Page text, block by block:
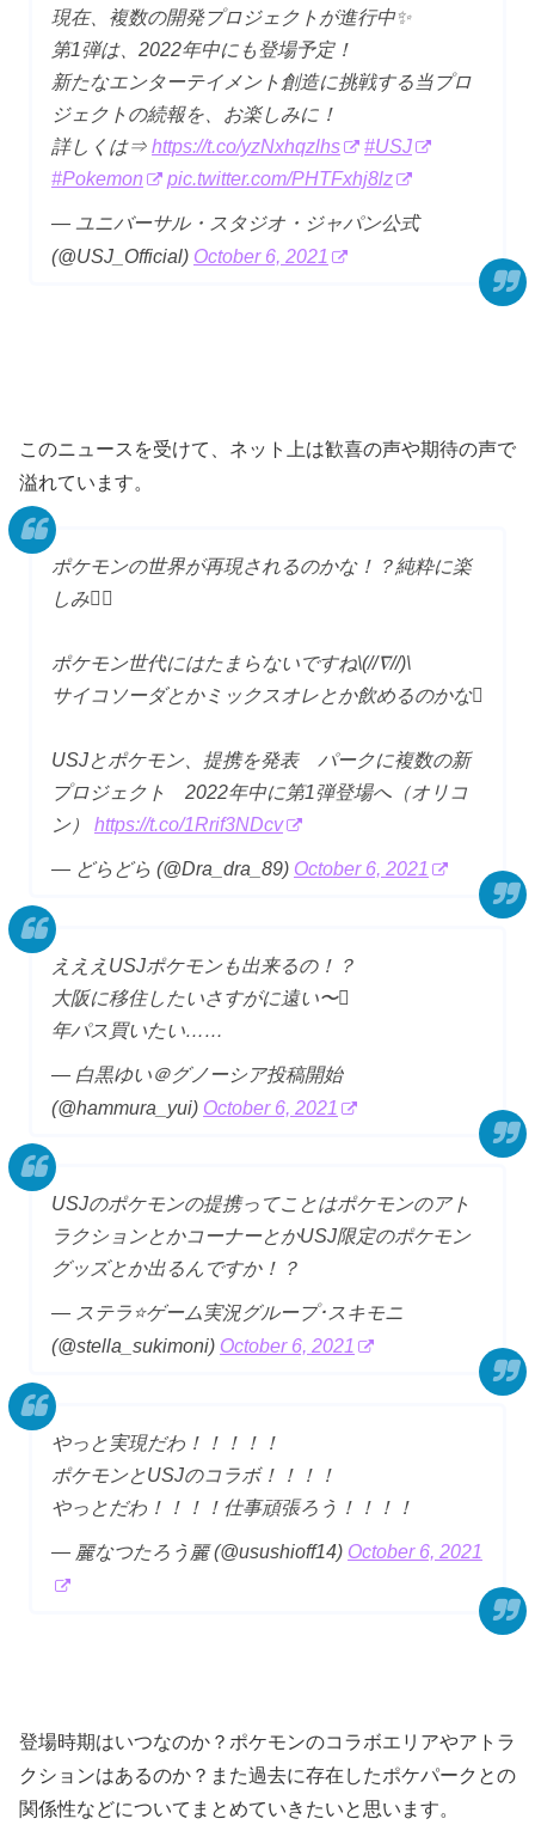
現在、複数の開発プロジェクトが進行中✨
第1弾は、2022年中にも登場予定！
新たなエンターテイメント創造に挑戦する当プロ
ジェクトの続報を、お楽しみに！
詳しくは⇒ https://t.co/yzNxhqzlhs
#USJ
#Pokemon
pic.twitter.com/PHTFxhj8lz
— ユニバーサル・スタジオ・ジャパン公式
(@USJ_Official) October 6, 2021
このニュースを受けて、ネット上は歓喜の声や期待の声で
溢れています。
ポケモンの世界が再現されるのかな！？純粋に楽
しみ
ポケモン世代にはたまらないですね\(//∇//)\
サイコソーダとかミックスオレとか飲めるのかな
USJとポケモン、提携を発表 パークに複数の新
プロジェクト 2022年中に第1弾登場へ（オリコ
ン） https://t.co/1Rrif3NDcv
— どらどら (@Dra_dra_89) October 6, 2021
えええUSJポケモンも出来るの！？
大阪に移住したいさすがに遠い〜
年パス買いたい……
— 白黒ゆい＠グノーシア投稿開始
(@hammura_yui) October 6, 2021
USJのポケモンの提携ってことはポケモンのアト
ラクションとかコーナーとかUSJ限定のポケモン
グッズとか出るんですか！？
— ステラ⭐ゲーム実況グループ･スキモニ
(@stella_sukimoni) October 6, 2021
やっと実現だわ！！！！！
ポケモンとUSJのコラボ！！！！
やっとだわ！！！！仕事頑張ろう！！！！
— 麗なつたろう麗 (@usushioff14) October 6, 2021
登場時期はいつなのか？ポケモンのコラボエリアやアトラ
クションはあるのか？また過去に存在したポケパークとの
関係性などについてまとめていきたいと思います。